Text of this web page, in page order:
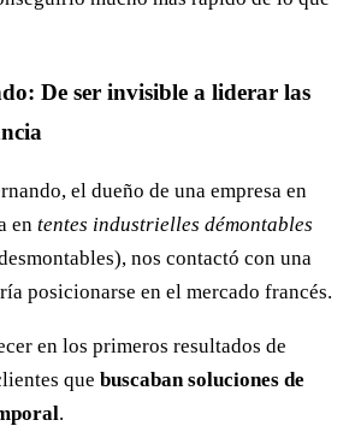
De ser invisible a liderar las
el dueño de una empresa en
en tentes industrielles démontables
nos contactó con una
posicionarse en el mercado francés.
en los primeros resultados de
que buscaban soluciones de
.